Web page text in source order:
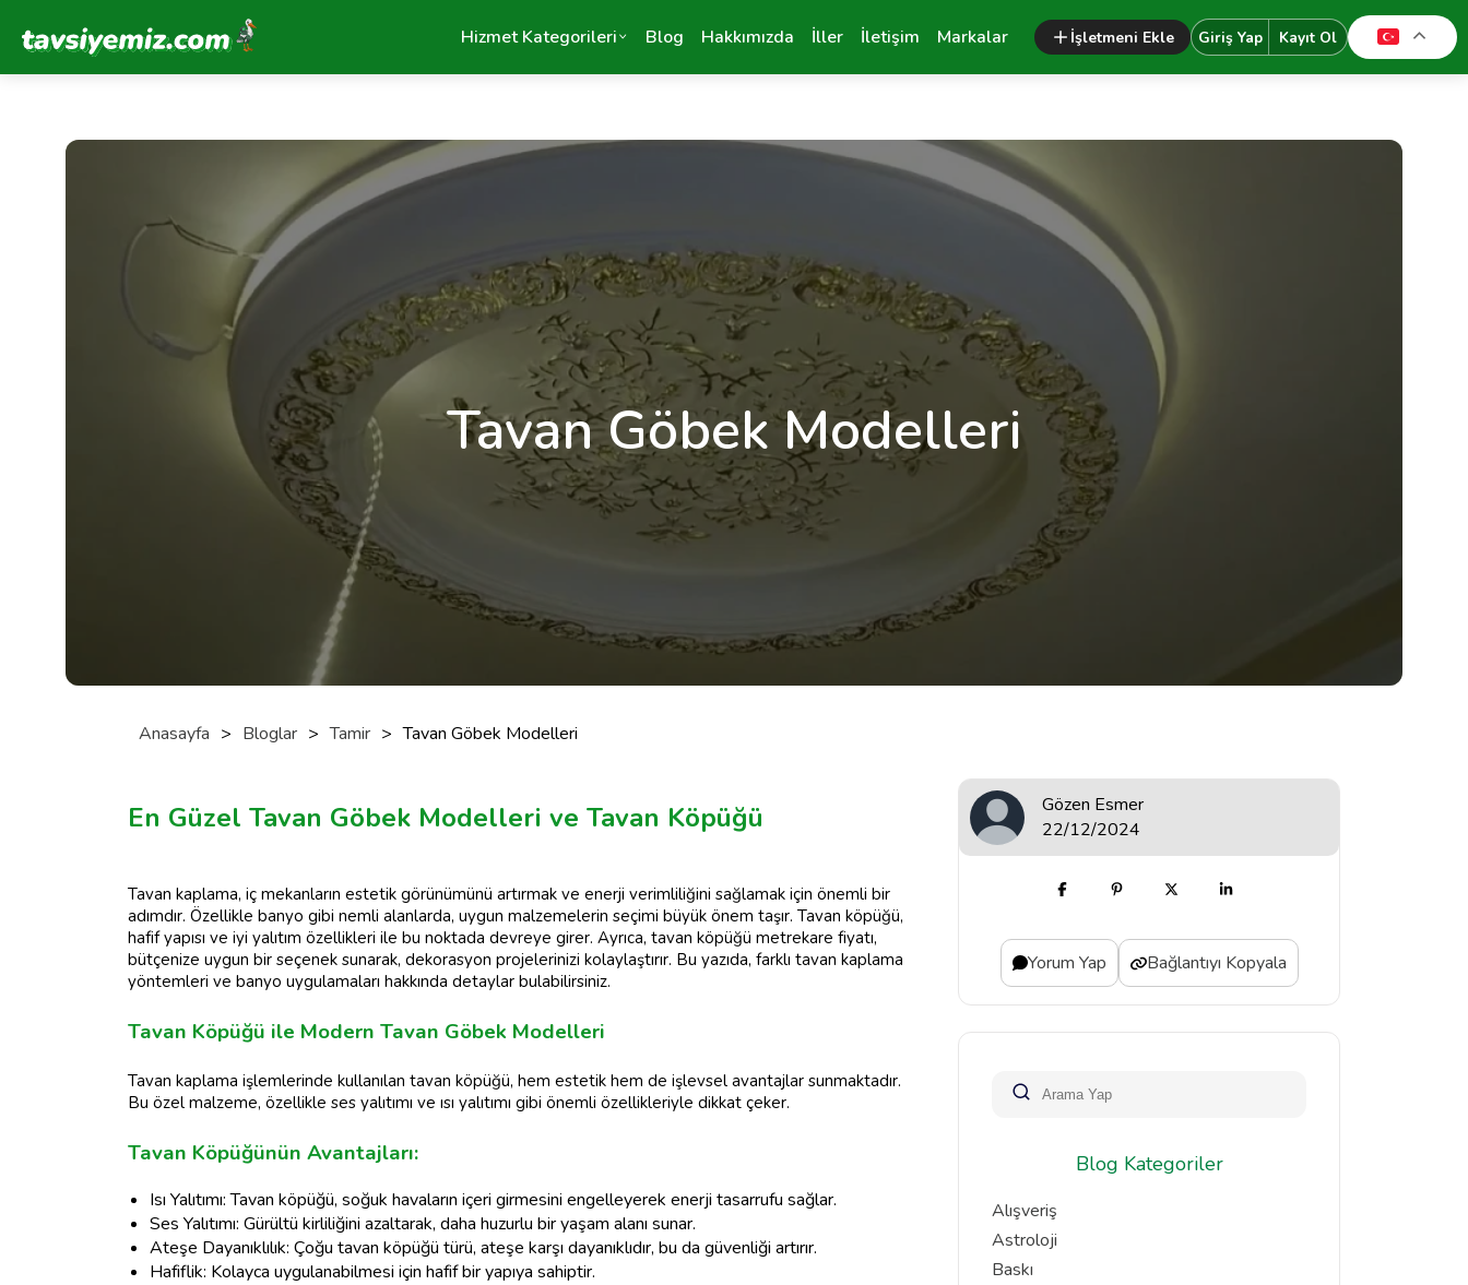
Tavsiyemiz Anasayfa Hizmet Kategorileri Blog Hakkımızda İller İletişim Markalar İşletmeni Ekle Giriş Yap Kayıt Ol
Tavan Göbek Modelleri
Anasayfa > Bloglar > Tamir > Tavan Göbek Modelleri
En Güzel Tavan Göbek Modelleri ve Tavan Köpüğü
Tavan kaplama, iç mekanların estetik görünümünü artırmak ve enerji verimliliğini sağlamak için önemli bir
adımdır. Özellikle banyo gibi nemli alanlarda, uygun malzemelerin seçimi büyük önem taşır. Tavan köpüğü,
hafif yapısı ve iyi yalıtım özellikleri ile bu noktada devreye girer. Ayrıca, tavan köpüğü metrekare fiyatı,
bütçenize uygun bir seçenek sunarak, dekorasyon projelerinizi kolaylaştırır. Bu yazıda, farklı tavan kaplama
yöntemleri ve banyo uygulamaları hakkında detaylar bulabilirsiniz.
Tavan Köpüğü ile Modern Tavan Göbek Modelleri
Tavan kaplama işlemlerinde kullanılan tavan köpüğü, hem estetik hem de işlevsel avantajlar sunmaktadır.
Bu özel malzeme, özellikle ses yalıtımı ve ısı yalıtımı gibi önemli özellikleriyle dikkat çeker.
Tavan Köpüğünün Avantajları:
Isı Yalıtımı: Tavan köpüğü, soğuk havaların içeri girmesini engelleyerek enerji tasarrufu sağlar.
Ses Yalıtımı: Gürültü kirliliğini azaltarak, daha huzurlu bir yaşam alanı sunar.
Ateşe Dayanıklılık: Çoğu tavan köpüğü türü, ateşe karşı dayanıklıdır, bu da güvenliği artırır.
Hafiflik: Kolayca uygulanabilmesi için hafif bir yapıya sahiptir.
Gözen Esmer
22/12/2024
Yorum Yap Bağlantıyı Kopyala
Blog Kategoriler
Alışveriş
Astroloji
Baskı